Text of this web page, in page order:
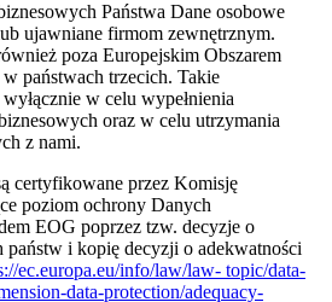
Państwa Dane osobowe
ujawniane firmom zewnętrznym.
poza Europejskim Obszarem
państwach trzecich. Takie
w celu wypełnienia
oraz w celu utrzymania
z nami.
certyfikowane przez Komisję
poziom ochrony Danych
EOG poprzez tzw. decyzje o
i kopię decyzji o adekwatności
ec.europa.eu/info/law/law- topic/data-
data-protection/adequacy-